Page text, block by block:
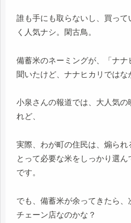
誰も手にも取らないし、買って
く人気ナシ。閑古鳥。
備蓄米のネーミングが、「ナナ
聞いたけど、ナナヒカリではな
小泉さんの報道では、大人気の
れど、
実際、わが町の住民は、煽られ
とって必要な米をしっかり選ん
です。
でも、備蓄米が余ってきたら
チェーン店なのかな？